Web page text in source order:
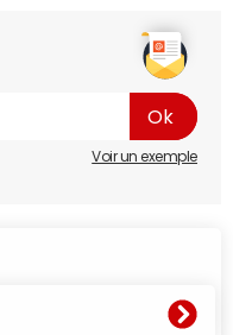
Voir un exemple